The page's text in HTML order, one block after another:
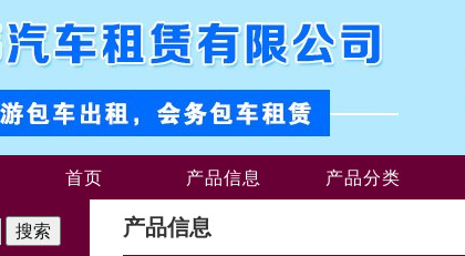
首页 产品信息 产品分类
产品信息